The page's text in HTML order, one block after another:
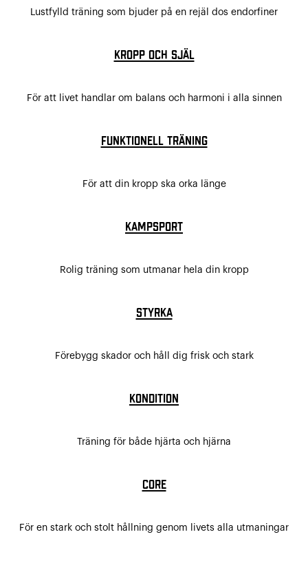
Lustfylld träning som bjuder på en rejäl dos endorfiner
Kropp och själ
För att livet handlar om balans och harmoni i alla sinnen
Funktionell träning
För att din kropp ska orka länge
Kampsport
Rolig träning som utmanar hela din kropp
Styrka
Förebygg skador och håll dig frisk och stark
Kondition
Träning för både hjärta och hjärna
Core
För en stark och stolt hållning genom livets alla utmaningar